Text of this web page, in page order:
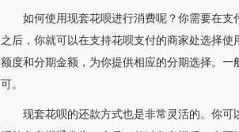
如何使用现套花呗进行消费呢？你需要在
之后，你就可以在支持花呗支付的商家处选择
额度和分期金额，为你提供相应的分期选择。
可。
现套花呗的还款方式也是非常灵活的。你